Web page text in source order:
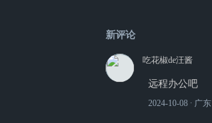
新评论
吃花椒de汪酱
远程办公吧
2024-10-08 ∙ 广东